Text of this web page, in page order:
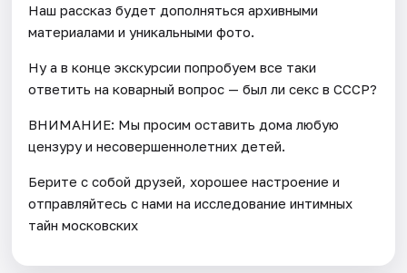
Наш рассказ будет дополняться архивными
материалами и уникальными фото.
Ну а в конце экскурсии попробуем все таки
ответить на коварный вопрос — был ли секс в СССР?
ВНИМАНИЕ: Мы просим оставить дома любую
цензуру и несовершеннолетних детей.
Берите с собой друзей, хорошее настроение и
отправляйтесь с нами на исследование интимных
тайн московских